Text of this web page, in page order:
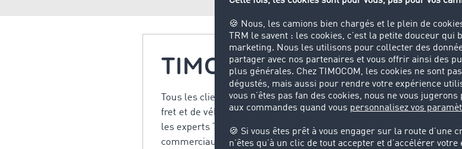
TIMOCOM to go
Tous les clients TC Truck&Cargo® peuvent s'informer
fret et de véhicules en déplacement, sur leur téléphone portable.
les experts TIMOCOM saisissent les offres de véhicules dans la
commerciaux potentiels peuvent visualiser quasiment en temps